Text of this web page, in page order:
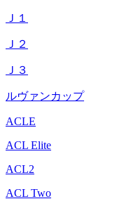
Ｊ１
Ｊ２
Ｊ３
ルヴァンカップ
ACLE
ACL Elite
ACL2
ACL Two